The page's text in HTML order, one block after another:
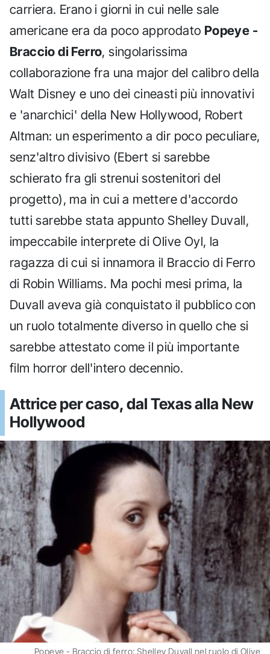
carriera. Erano i giorni in cui nelle sale
americane era da poco approdato Popeye -
Braccio di Ferro, singolarissima
collaborazione fra una major del calibro della
Walt Disney e uno dei cineasti più innovativi
e 'anarchici' della New Hollywood, Robert
Altman: un esperimento a dir poco peculiare,
senz'altro divisivo (Ebert si sarebbe
schierato fra gli strenui sostenitori del
progetto), ma in cui a mettere d'accordo
tutti sarebbe stata appunto Shelley Duvall,
impeccabile interprete di Olive Oyl, la
ragazza di cui si innamora il Braccio di Ferro
di Robin Williams. Ma pochi mesi prima, la
Duvall aveva già conquistato il pubblico con
un ruolo totalmente diverso in quello che si
sarebbe attestato come il più importante
film horror dell'intero decennio.
Attrice per caso, dal Texas alla New
Hollywood
Popeye - Braccio di ferro: Shelley Duvall nel ruolo di Olive